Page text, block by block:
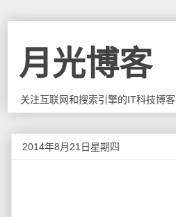
月光博客
关注互联网和搜索引擎的IT科技博客
2014年8月21日星期四